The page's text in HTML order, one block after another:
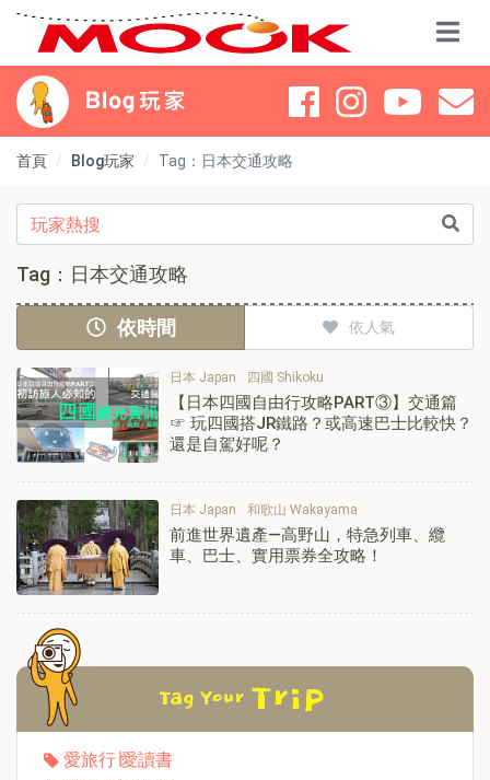
首頁 Blog玩家 Tag：日本交通攻略
Tag：日本交通攻略
依時間 依人氣
日本 Japan 四國 Shikoku
【日本四國自由行攻略PART③】交通篇
☞ 玩四國搭JR鐵路？或高速巴士比較快？
還是自駕好呢？
日本 Japan 和歌山 Wakayama
前進世界遺產—高野山，特急列車、纜
車、巴士、實用票券全攻略！
愛旅行∣愛讀書